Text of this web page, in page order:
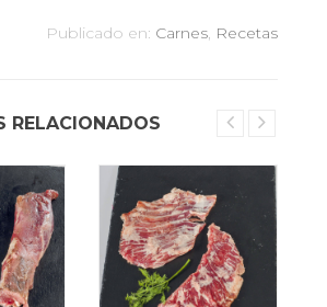
Publicado en: Carnes, Recetas
RELACIONADOS